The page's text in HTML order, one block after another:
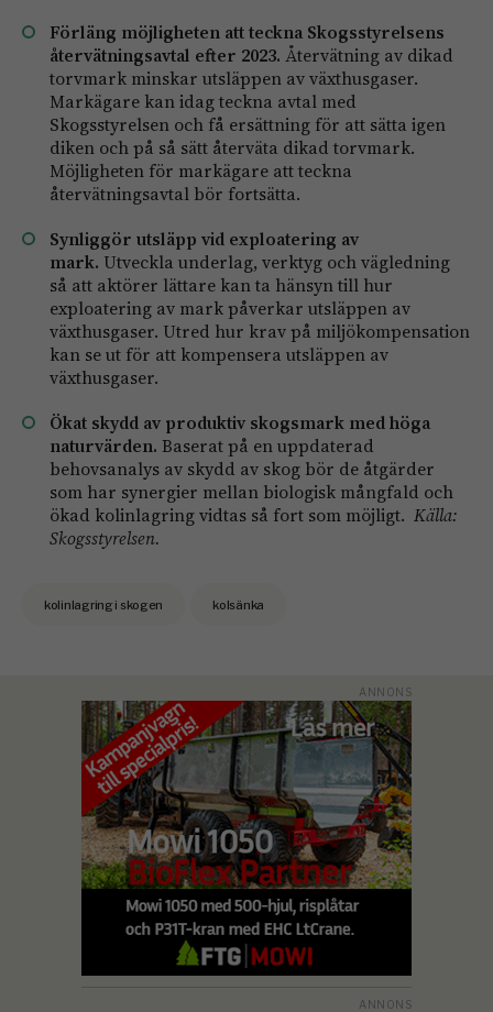
Förläng möjligheten att teckna Skogsstyrelsens
återvätningsavtal efter 2023. Återvätning av dikad
torvmark minskar utsläppen av växthusgaser.
Markägare kan idag teckna avtal med
Skogsstyrelsen och få ersättning för att sätta igen
diken och på så sätt återväta dikad torvmark.
Möjligheten för markägare att teckna
återvätningsavtal bör fortsätta.
Synliggör utsläpp vid exploatering av
mark. Utveckla underlag, verktyg och vägledning
så att aktörer lättare kan ta hänsyn till hur
exploatering av mark påverkar utsläppen av
växthusgaser. Utred hur krav på miljökompensation
kan se ut för att kompensera utsläppen av
växthusgaser.
Ökat skydd av produktiv skogsmark med höga
naturvärden. Baserat på en uppdaterad
behovsanalys av skydd av skog bör de åtgärder
som har synergier mellan biologisk mångfald och
ökad kolinlagring vidtas så fort som möjligt. Källa:
Skogsstyrelsen.
kolinlagring i skogen kolsänka